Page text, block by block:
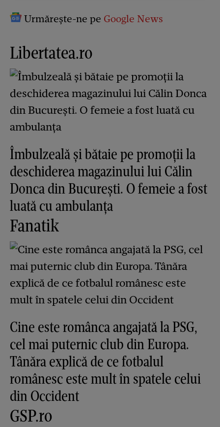
Urmărește-ne pe Google News
Libertatea.ro
Îmbulzeală și bătaie pe promoții la
deschiderea magazinului lui Călin
Donca din București. O femeie a fost
luată cu ambulanța
Fanatik
Cine este românca angajată la PSG,
cel mai puternic club din Europa.
Tânăra explică de ce fotbalul
românesc este mult în spatele celui
din Occident
GSP.ro